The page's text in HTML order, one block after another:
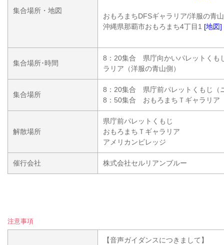
集合場所・地図
おもろまちDFSギャラリア/洋服の青
沖縄県那覇市おもろまち4丁目1 [地図]
集合場所･時間
8：20集合 県庁向かいパレットく
ラリア（洋服の青山側）
集合場所
8：20集合 県庁前パレットくもじ（
8：50集合 おもろまちＴギャラリア
解散場所
県庁前パレットくもじ
おもろまちＴギャラリア
アメリカンビレッジ
催行会社 株式会社セルリアンブルー
注意事項
【音声ガイダンスにつきまして】